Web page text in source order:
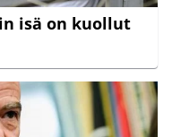
isä on kuollut